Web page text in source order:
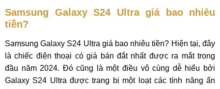
Samsung Galaxy S24 Ultra giá bao nhiêu
tiền?
Samsung Galaxy S24 Ultra giá bao nhiêu tiền? Hiện tại, đây
là chiếc điện thoại có giá bán đắt nhất được ra mắt trong
đầu năm 2024. Đó cũng là một điều vô cùng dễ hiểu bởi
Galaxy S24 Ultra được trang bị một loạt các tính năng ấn